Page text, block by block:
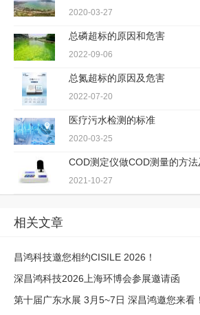
2020-03-27
总磷超标的原因和危害
2022-09-06
总氮超标的原因及危害
2022-07-20
医疗污水检测的标准
2020-03-25
COD测定仪做COD测量的方法
2021-10-27
相关文章
昌鸿科技邀您相约CISILE 2026！
深昌鸿科技2026上海环博会参展邀请函
第十届广东水展 3月5~7日 深昌鸿邀您来看！